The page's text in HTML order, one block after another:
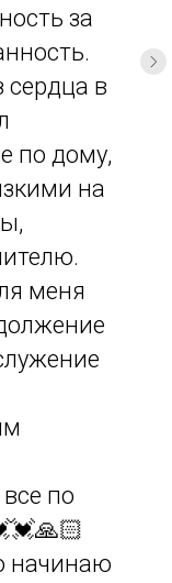
за
сердца в
по дому,
на
меня
по
начинаю